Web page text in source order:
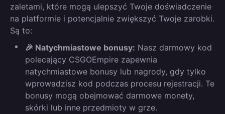
zaletami, które mogą ulepszyć Twoje doświadczenie
na platformie i potencjalnie zwiększyć Twoje zarobki.
Są to:
🎉 Natychmiastowe bonusy: Nasz darmowy kod
polecający CSGOEmpire zapewnia
natychmiastowe bonusy lub nagrody, gdy tylko
wprowadzisz kod podczas procesu rejestracji. Te
bonusy mogą obejmować darmowe monety,
skórki lub inne przedmioty w grze.